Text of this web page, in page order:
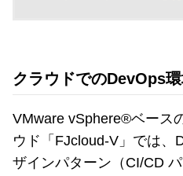
クラウドでのDevOps
VMware vSphere®ベース
ウド「FJcloud-V」では、
ザインパターン（CI/CD